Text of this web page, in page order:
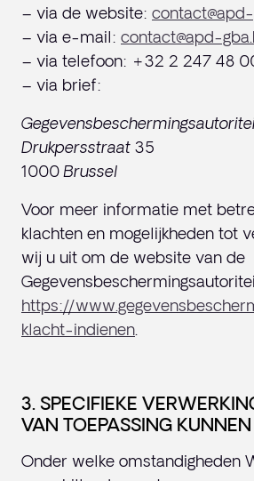
– via de website:
– via e-mail: contact@apd-
– via telefoon: +32 2 247 48
– via brief:
Drukpersstraat 35
1000 Brussel
Voor meer informatie met
klachten en mogelijkheden tot
wij u uit om de website van de
https://
klacht-indienen.
3. SPECIFIEKE
VAN TOEPASSING
Onder welke omstandigheden